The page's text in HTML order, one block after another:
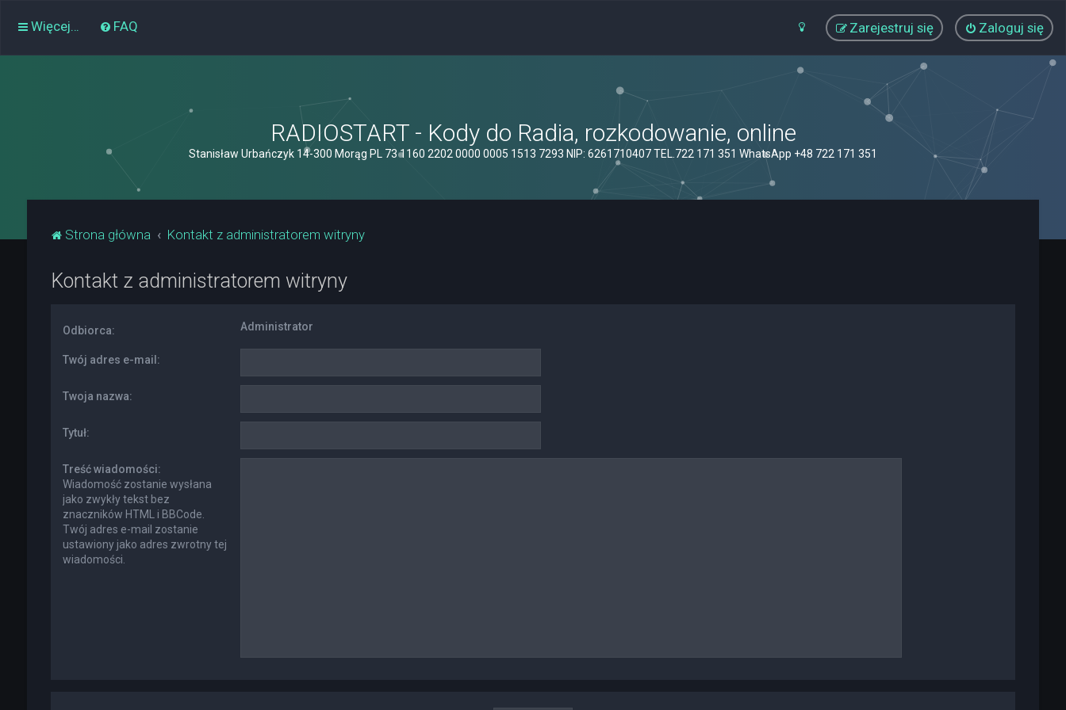
Więcej… FAQ Zaloguj się
Zarejestruj się
RADIOSTART - Kody do Radia, rozkodowanie, online
Stanisław Urbańczyk 14-300 Morąg PL 73 1160 2202 0000 0005 1513 7293 NIP: 6261710407 TEL.722 171 351 WhatsApp +48 722 171 351
Strona główna Kontakt z administratorem witryny
Kontakt z administratorem witryny
Odbiorca: Administrator
Twój adres e-mail:
Twoja nazwa:
Tytuł:
Treść wiadomości:
Wiadomość zostanie wysłana
jako zwykły tekst bez
znaczników HTML i BBCode.
Twój adres e-mail zostanie
ustawiony jako adres zwrotny tej
wiadomości.